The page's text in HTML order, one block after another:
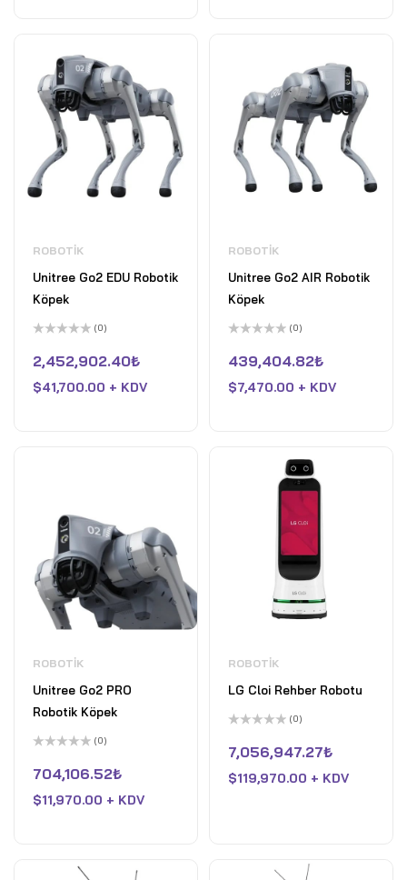
ROBOTIK
Unitree Go2 EDU Robotik
Köpek
üzerinden
0
aldı
(0)
2,452,902.40₺
$41,700.00 + KDV
ROBOTIK
Unitree Go2 AIR Robotik
Köpek
üzerinden
0
aldı
(0)
439,404.82₺
$7,470.00 + KDV
ROBOTIK
Unitree Go2 PRO
Robotik Köpek
üzerinden
0
aldı
(0)
704,106.52₺
$11,970.00 + KDV
ROBOTIK
LG Cloi Rehber Robotu
üzerinden
0
aldı
(0)
7,056,947.27₺
$119,970.00 + KDV